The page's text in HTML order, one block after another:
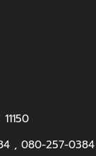
, 080-257-0384